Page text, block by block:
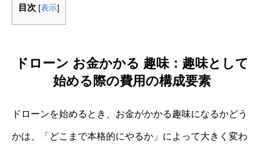
目次 [表示]
ドローン お金かかる 趣味：趣味として
始める際の費用の構成要素
ドローンを始めるとき、お金がかかる趣味になるかどう
かは、「どこまで本格的にやるか」によって大きく変わ